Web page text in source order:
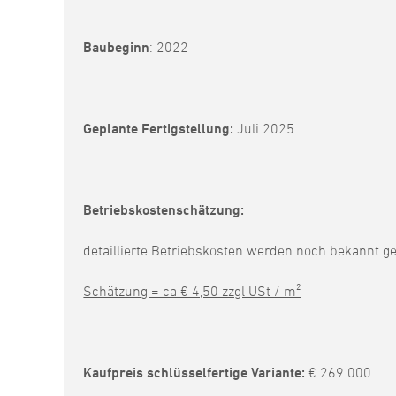
Baubeginn: 2022
Geplante Fertigstellung: Juli 2025
Betriebskostenschätzung:
detaillierte Betriebskosten werden noch bekannt
Schätzung = ca € 4,50 zzgl USt / m²
Kaufpreis schlüsselfertige Variante: € 269.000